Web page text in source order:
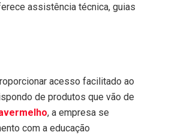
assistência técnica, guias
acesso facilitado ao
de produtos que vão de
, a empresa se
com a educação